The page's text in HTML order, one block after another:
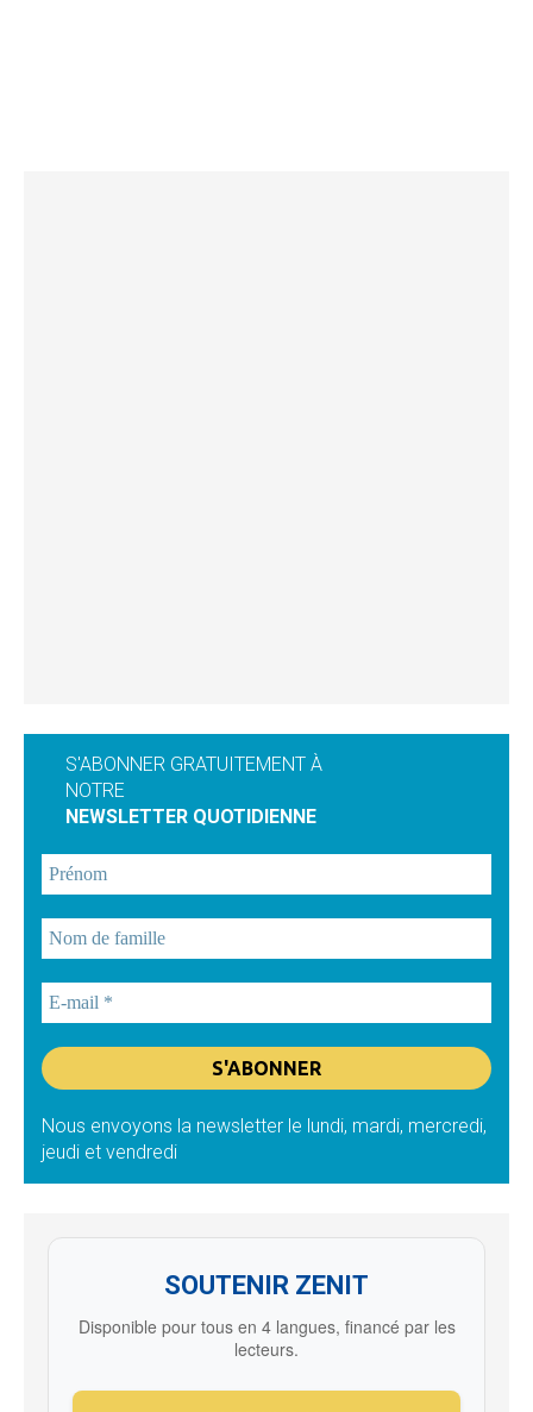
S'ABONNER GRATUITEMENT À
NOTRE
NEWSLETTER QUOTIDIENNE
Nous envoyons la newsletter le lundi, mardi, mercredi,
jeudi et vendredi
SOUTENIR ZENIT
Disponible pour tous en 4 langues, financé par les
lecteurs.